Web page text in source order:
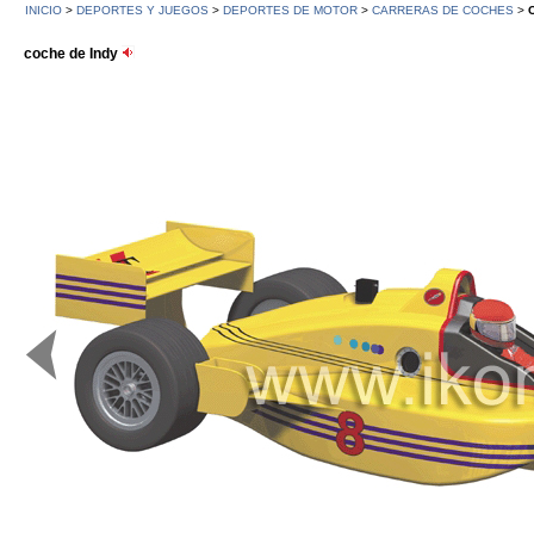
INICIO > DEPORTES Y JUEGOS > DEPORTES DE MOTOR > CARRERAS DE COCHES >
coche de Indy